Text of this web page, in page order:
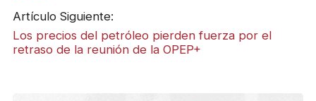
Artículo Siguiente:
Los precios del petróleo pierden fuerza por el
retraso de la reunión de la OPEP+